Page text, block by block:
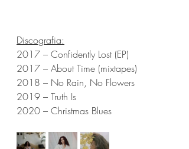
Discografia:
2017 – Confidently Lost (EP)
2017 – About Time (mixtapes)
2018 – No Rain, No Flowers
2019 – Truth Is
2020 – Christmas Blues